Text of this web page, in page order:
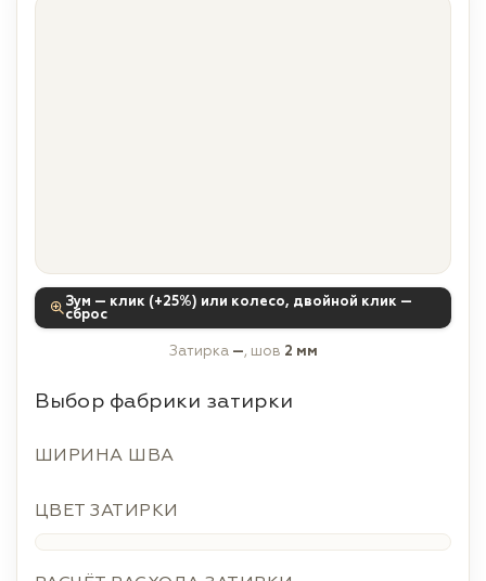
Зум — клик (+25%) или колесо, двойной клик —
сброс
Затирка —, шов 2 мм
Выбор фабрики затирки
ШИРИНА ШВА
ЦВЕТ ЗАТИРКИ